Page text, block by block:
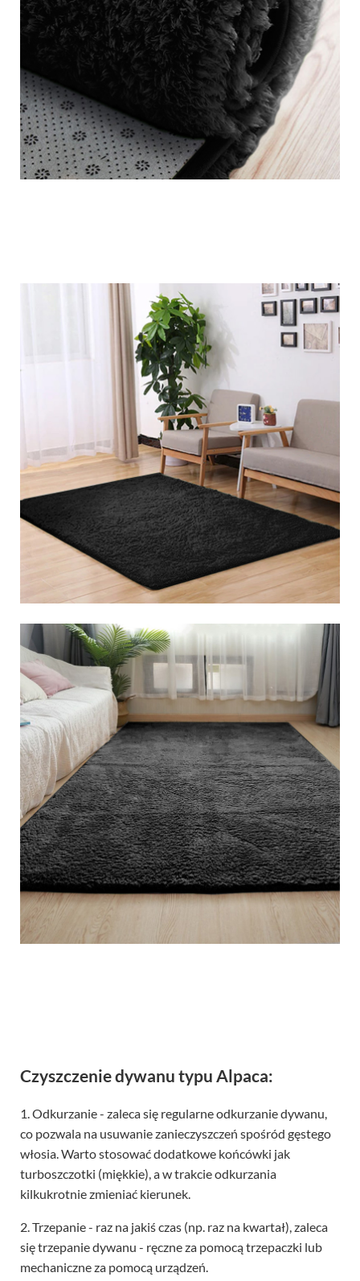
Czyszczenie dywanu typu Alpaca:
1. Odkurzanie - zaleca się regularne odkurzanie dywanu,
co pozwala na usuwanie zanieczyszczeń spośród gęstego
włosia. Warto stosować dodatkowe końcówki jak
turboszczotki (miękkie), a w trakcie odkurzania
kilkukrotnie zmieniać kierunek.
2. Trzepanie - raz na jakiś czas (np. raz na kwartał), zaleca
się trzepanie dywanu - ręczne za pomocą trzepaczki lub
mechaniczne za pomocą urządzeń.